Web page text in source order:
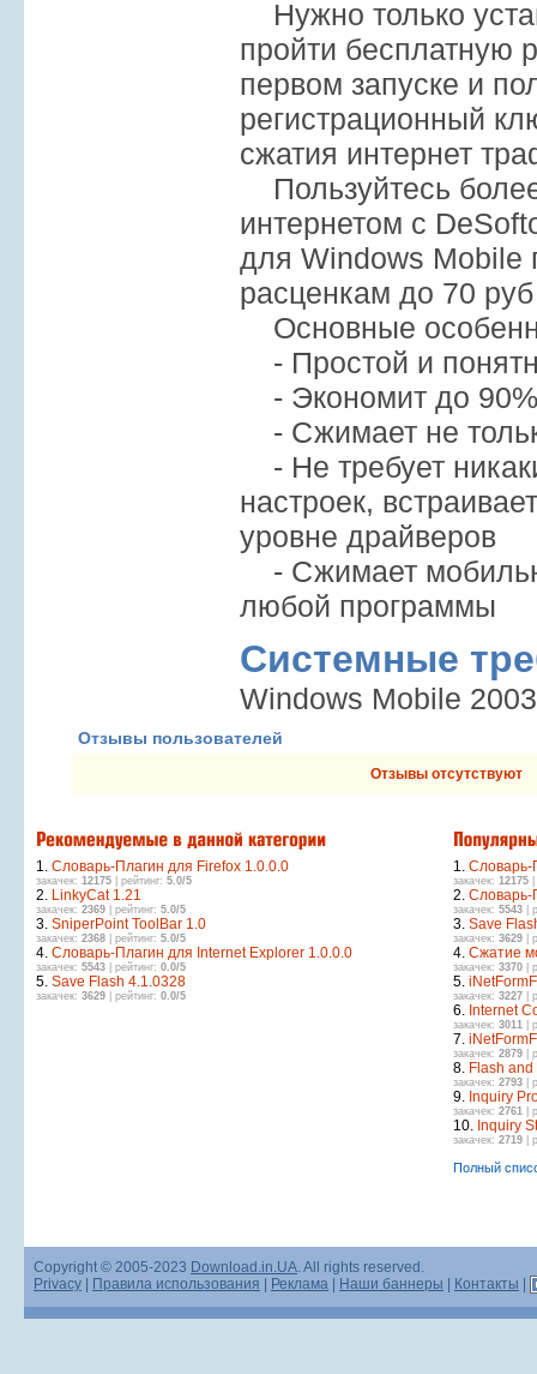
Нужно только
пройти бесплатную
первом запуске и
регистрационный
сжатия интернет
Пользуйтесь
интернетом с
для Windows Mobile
расценкам до 70
Основные
- Простой и
- Экономит до
- Сжимает не
- Не требует
настроек,
уровне драйверов
- Сжимает
любой программы
Системные
Windows Mobile
Отзывы пользователей
Отзывы отсутствуют
1. Словарь-Плагин для Firefox 1.0.0.0
закачек: 12175 | рейтинг: 5.0/5
2. LinkyCat 1.21
закачек: 2369 | рейтинг: 5.0/5
3. SniperPoint ToolBar 1.0
закачек: 2368 | рейтинг: 5.0/5
4. Словарь-Плагин для Internet Explorer 1.0.0.0
закачек: 5543 | рейтинг: 0.0/5
5. Save Flash 4.1.0328
закачек: 3629 | рейтинг: 0.0/5
1. Словарь-
закачек: 12175
2. Словарь-
закачек: 5543 |
3. Save
закачек: 3629 |
4. Сжатие
закачек: 3370 |
5.
закачек: 3227 |
6. Internet
закачек: 3011 |
7.
закачек: 2879 |
8. Flash
закачек: 2793 |
9. Inquiry
закачек: 2761 |
10. Inquiry
закачек: 2719 |
Полный
Copyright © 2005-2023 Download.in.UA. All rights reserved.
Privacy
Правила использования Реклама Наши баннеры Контакты